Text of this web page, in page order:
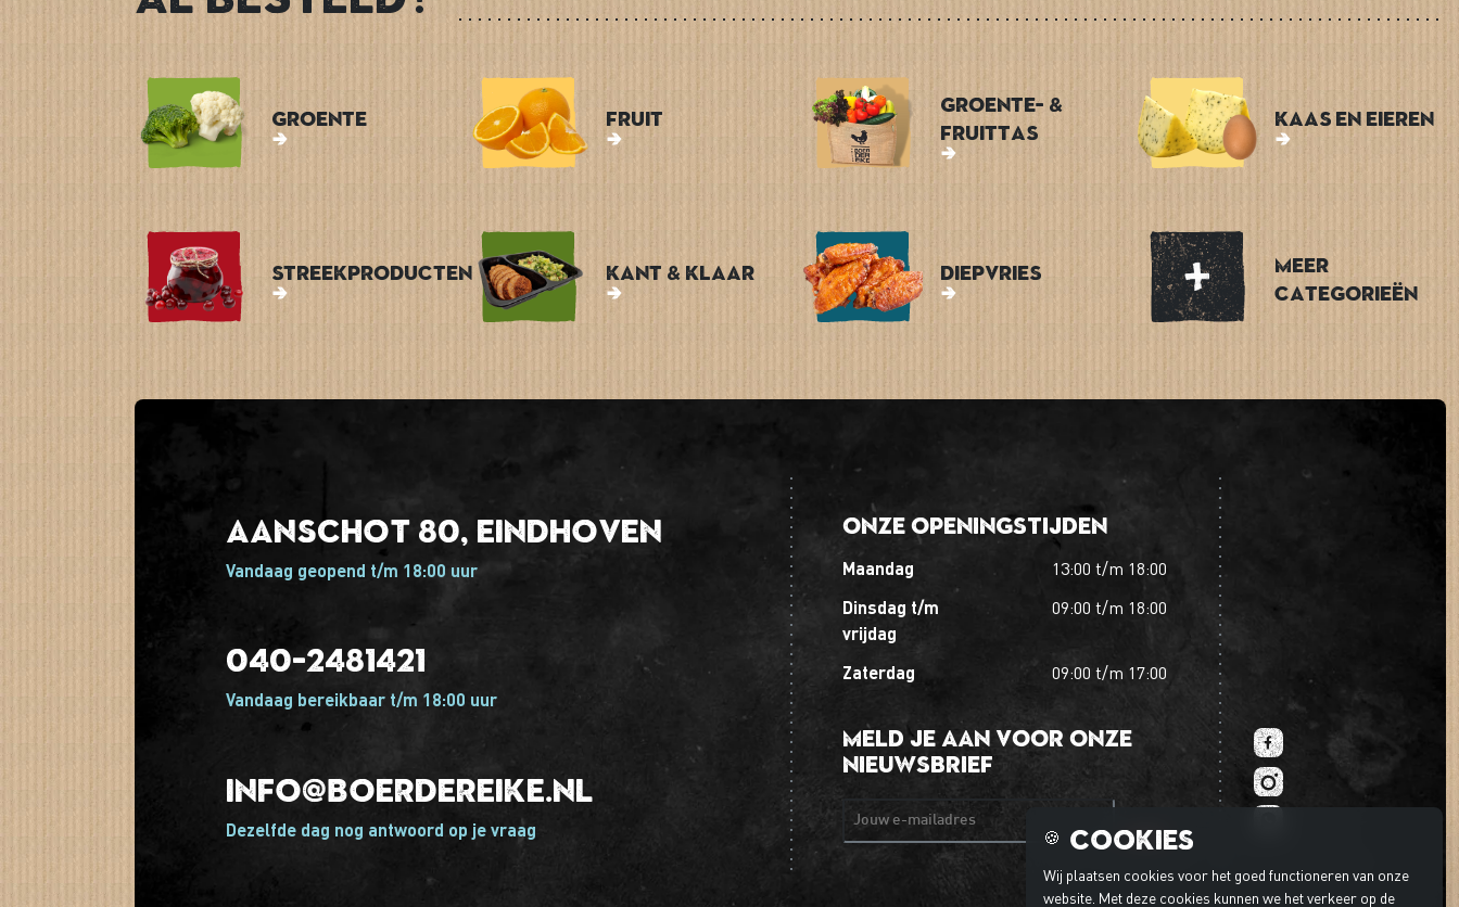
Groente Fruit
Groente- &
Fruittas
Kaas en Eieren
Streekproducten Kant & Klaar Diepvries
Meer
categorieën
Aanschot 80, Eindhoven
Vandaag geopend t/m 18:00 uur
040-2481421
Vandaag bereikbaar t/m 18:00 uur
info@boerdereike.nl
Dezelfde dag nog antwoord op je vraag
Onze openingstijden
maandag 13:00 t/m 18:00
dinsdag t/m
vrijdag
09:00 t/m 18:00
zaterdag 09:00 t/m 17:00
Meld je aan voor onze
nieuwsbrief
Jouw e-mailadres
🍪 Cookies
Wij plaatsen cookies voor het goed functioneren van onze
website. Met deze cookies kunnen we het verkeer op de